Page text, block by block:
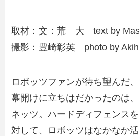
取材：文：荒 大 text by
撮影：豊崎彰英 photo by
ロボッツファンが待ち望んだ
幕開けに立ちはだかったのは
ネッツ。ハードディフェンス
対して、ロボッツはなかなか